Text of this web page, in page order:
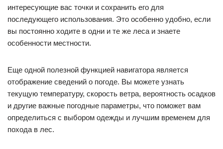
интересующие вас точки и сохранить его для
последующего использования. Это особенно удобно, если
вы постоянно ходите в одни и те же леса и знаете
особенности местности.
Еще одной полезной функцией навигатора является
отображение сведений о погоде. Вы можете узнать
текущую температуру, скорость ветра, вероятность осадков
и другие важные погодные параметры, что поможет вам
определиться с выбором одежды и лучшим временем для
похода в лес.